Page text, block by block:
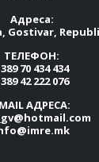
Адреса:
Gostivar,
ТЕЛЕФОН:
70 434 434
42 222 076
АДРЕСА: